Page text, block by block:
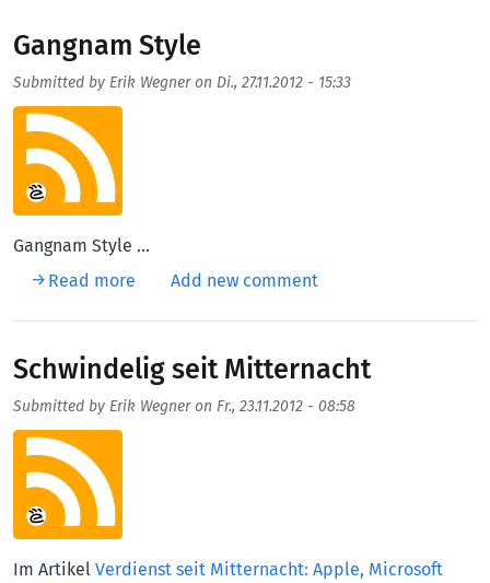
Gangnam Style
Submitted by Erik Wegneron Di., 27.11.2012 - 15:33
Aufmacherbild
Gangnam Style ...
Read more about Gangnam Style
Add new comment
Schwindelig seit Mitternacht
Submitted by Erik Wegneron Fr., 23.11.2012 - 08:58
Aufmacherbild
Im Artikel Verdienst seit Mitternacht: Apple, Microsoft